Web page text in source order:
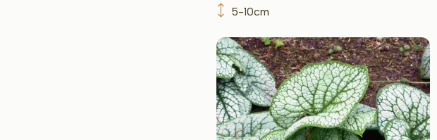
5-10cm